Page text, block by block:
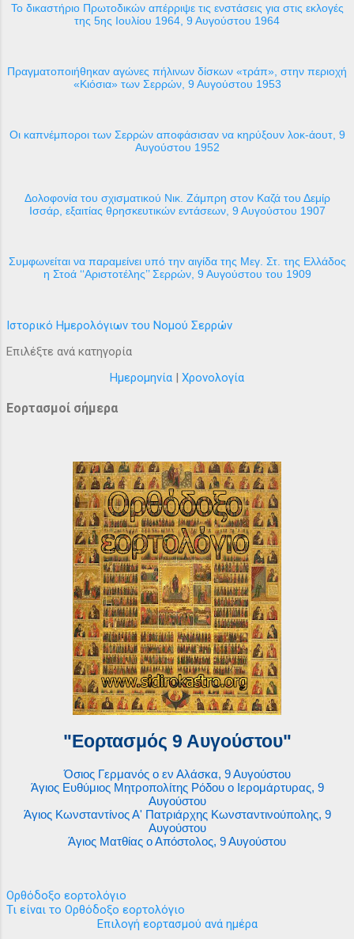
Το δικαστήριο Πρωτοδικών απέρριψε τις ενστάσεις για στις εκλογές
της 5ης Ιουλίου 1964, 9 Αυγούστου 1964
Πραγματοποιήθηκαν αγώνες πήλινων δίσκων «τράπ», στην περιοχή
«Κιόσια» των Σερρών, 9 Αυγούστου 1953
Οι καπνέμποροι των Σερρών αποφάσισαν να κηρύξουν λοκ-άουτ, 9
Αυγούστου 1952
Δολοφονία του σχισματικού Νικ. Ζάμπρη στον Καζά του Δεμίρ
Ισσάρ, εξαιτίας θρησκευτικών εντάσεων, 9 Αυγούστου 1907
Συμφωνείται να παραμείνει υπό την αιγίδα της Μεγ. Στ. της Ελλάδος
η Στοά ‘‘Αριστοτέλης’’ Σερρών, 9 Αυγούστου του 1909
Ιστορικό Ημερολόγιων του Νομού Σερρών
Επιλέξτε ανά κατηγορία
Ημερομηνία | Χρονολογία
Εορτασμοί σήμερα
"Εορτασμός 9 Αυγούστου"
Όσιος Γερμανός ο εν Αλάσκα, 9 Αυγούστου
Άγιος Ευθύμιος Μητροπολίτης Ρόδου ο Ιερομάρτυρας, 9
Αυγούστου
Άγιος Κωνσταντίνος Α' Πατριάρχης Κωνσταντινούπολης, 9
Αυγούστου
Άγιος Ματθίας ο Απόστολος, 9 Αυγούστου
Ορθόδοξο εορτολόγιο
Τι είναι το Ορθόδοξο εορτολόγιο
Επιλογή εορτασμού ανά ημέρα